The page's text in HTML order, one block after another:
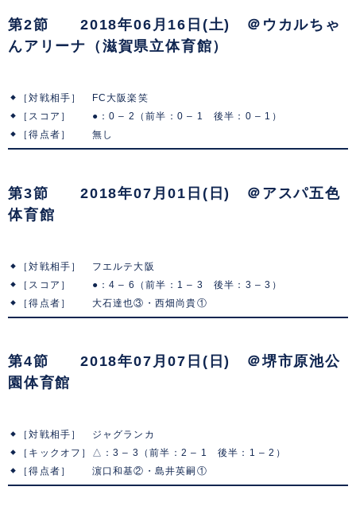
第2節 2018年06月16日(土) ＠ウカルちゃ
んアリーナ（滋賀県立体育館）
［対戦相手］ FC大阪楽笑
［スコア］ ●：0 – 2（前半：0 – 1 後半：0 – 1）
［得点者］ 無し
第3節 2018年07月01日(日) ＠アスパ五色
体育館
［対戦相手］ フエルテ大阪
［スコア］ ●：4 – 6（前半：1 – 3 後半：3 – 3）
［得点者］ 大石達也③・西畑尚貴①
第4節 2018年07月07日(日) ＠堺市原池公
園体育館
［対戦相手］ ジャグランカ
［キックオフ］△：3 – 3（前半：2 – 1 後半：1 – 2）
［得点者］ 濵口和基②・島井英嗣①